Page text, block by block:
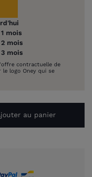
mois
mois
mois
contractuelle de
le logo Oney qui se
au panier